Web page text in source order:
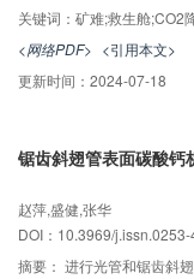
作流程，并详细分析了无
进一步阐述了一种运用温
况下的多种控制调节方式
关键词： 矿难;救生舱;CO2
<网络PDF> <引用本文>
更新时间： 2024-07-18
锯齿斜翅管表面碳酸钙
赵萍,盛健,张华
DOI：10.3969/
摘要： 进行光管和锯齿斜